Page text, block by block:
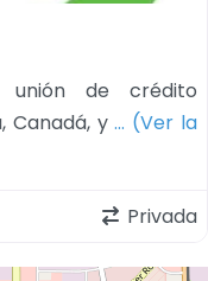
unión de crédito
Canadá, y… (Ver la
Privada